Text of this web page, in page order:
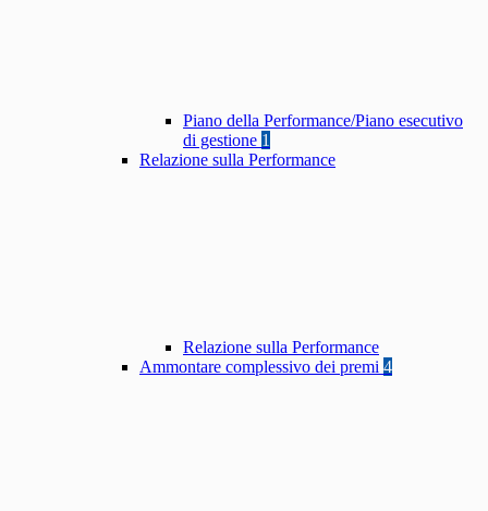
Piano della Performance/Piano esecutivo
di gestione 1
Relazione sulla Performance
Relazione sulla Performance
Ammontare complessivo dei premi 4